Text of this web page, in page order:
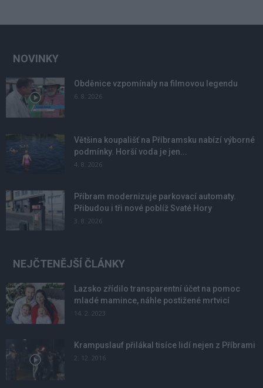
NOVINKY
Obděnice vzpomínaly na filmovou legendu
6. 8. 2026
Většina koupališť na Příbramsku nabízí výborné
podmínky. Horší voda je jen...
4. 8. 2026
Příbram modernizuje parkovací automaty.
Přibudou i tři nové poblíž Svaté Hory
3. 8. 2026
NEJČTENĚJŠÍ ČLÁNKY
Lazsko zřídilo transparentní účet na pomoc
mladé mamince, náhle postižené mrtvicí
14. 2. 2023
Krampuslauf přilákal tisíce lidí nejen z Příbrami
2. 12. 2016